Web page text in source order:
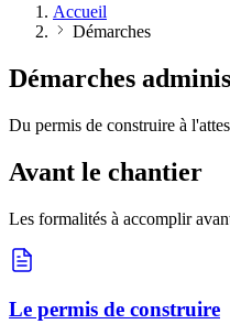
Accueil
Démarches
Démarches
Du permis de construire à
Avant le chantier
Les formalités à accomplir
Le permis de construire